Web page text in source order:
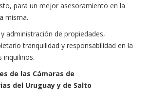
para un mejor asesoramiento en la
misma.
administración de propiedades,
tranquilidad y responsabilidad en la
inquilinos.
de las Cámaras de
del Uruguay y de Salto